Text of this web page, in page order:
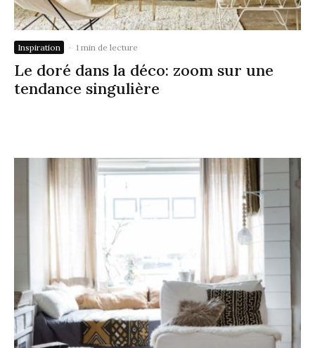
Inspiration · 1 min de lecture
Le doré dans la déco: zoom sur une
tendance singulière